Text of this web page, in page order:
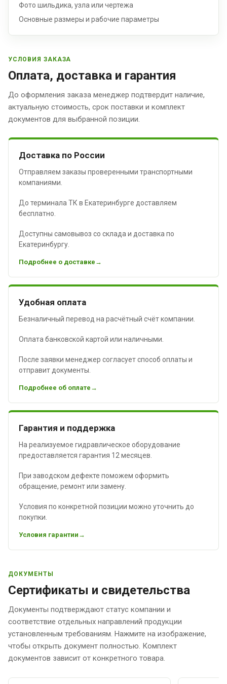
Фото шильдика, узла или чертежа
Основные размеры и рабочие параметры
УСЛОВИЯ ЗАКАЗА
Оплата, доставка и гарантия
До оформления заказа менеджер подтвердит наличие,
актуальную стоимость, срок поставки и комплект
документов для выбранной позиции.
Доставка по России
Отправляем заказы проверенными транспортными
компаниями.
До терминала ТК в Екатеринбурге доставляем
бесплатно.
Доступны самовывоз со склада и доставка по
Екатеринбургу.
Подробнее о доставке
Удобная оплата
Безналичный перевод на расчётный счёт компании.
Оплата банковской картой или наличными.
После заявки менеджер согласует способ оплаты и
отправит документы.
Подробнее об оплате
Гарантия и поддержка
На реализуемое гидравлическое оборудование
предоставляется гарантия 12 месяцев.
При заводском дефекте поможем оформить
обращение, ремонт или замену.
Условия по конкретной позиции можно уточнить до
покупки.
Условия гарантии
ДОКУМЕНТЫ
Сертификаты и свидетельства
Документы подтверждают статус компании и
соответствие отдельных направлений продукции
установленным требованиям. Нажмите на изображение,
чтобы открыть документ полностью. Комплект
документов зависит от конкретного товара.